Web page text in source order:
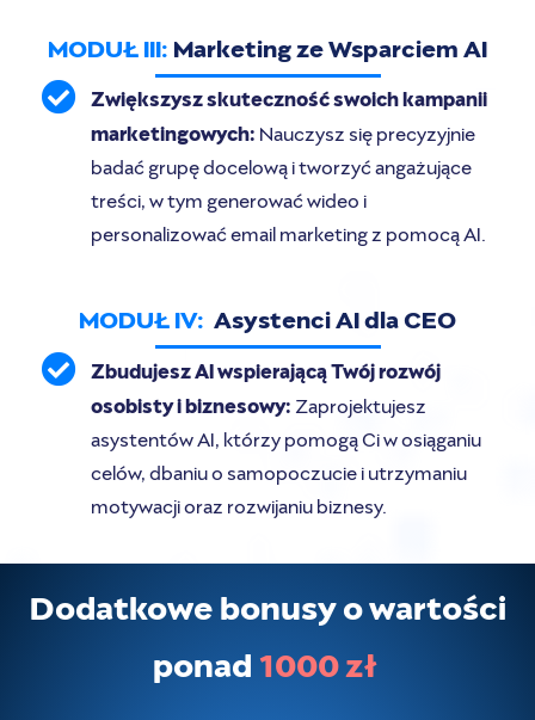
MODUŁ III: Marketing ze Wsparciem AI
Zwiększysz skuteczność swoich kampanii
marketingowych: Nauczysz się precyzyjnie
badać grupę docelową i tworzyć angażujące
treści, w tym generować wideo i
personalizować email marketing z pomocą AI.
MODUŁ IV: Asystenci AI dla CEO
Zbudujesz AI wspierającą Twój rozwój
osobisty i biznesowy: Zaprojektujesz
asystentów AI, którzy pomogą Ci w osiąganiu
celów, dbaniu o samopoczucie i utrzymaniu
motywacji oraz rozwijaniu biznesy.
Dodatkowe bonusy o wartości
ponad1000 zł